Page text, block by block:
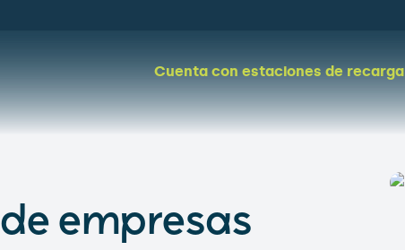
Cuenta con estaciones de recarga
empresas